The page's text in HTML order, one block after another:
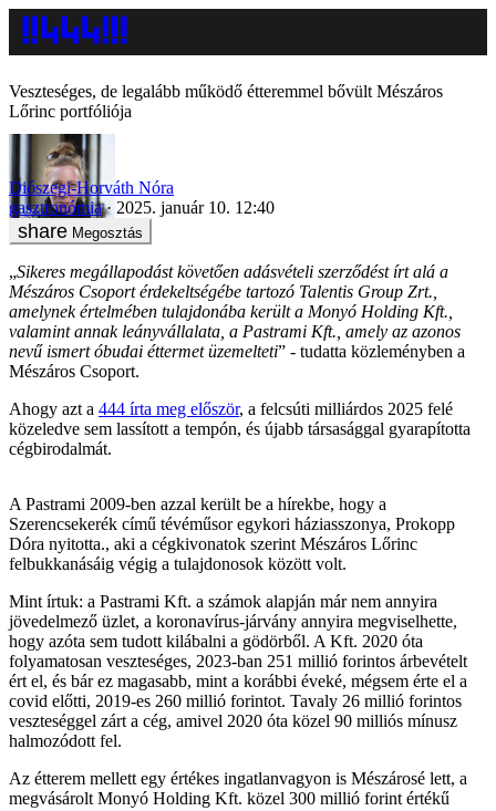
Veszteséges, de legalább működő étteremmel bővült Mészáros
Lőrinc portfóliója
Diószegi-Horváth Nóra
gasztronómia
2025. január 10. 12:40
Megosztás
„Sikeres megállapodást követően adásvételi szerződést írt alá a
Mészáros Csoport érdekeltségébe tartozó Talentis Group Zrt.,
amelynek értelmében tulajdonába került a Monyó Holding Kft.,
valamint annak leányvállalata, a Pastrami Kft., amely az azonos
nevű ismert óbudai éttermet üzemelteti” - tudatta közleményben a
Mészáros Csoport.
Ahogy azt a 444 írta meg először, a felcsúti milliárdos 2025 felé
közeledve sem lassított a tempón, és újabb társasággal gyarapította
cégbirodalmát.
A Pastrami 2009-ben azzal került be a hírekbe, hogy a
Szerencsekerék című tévéműsor egykori háziasszonya, Prokopp
Dóra nyitotta., aki a cégkivonatok szerint Mészáros Lőrinc
felbukkanásáig végig a tulajdonosok között volt.
Mint írtuk: a Pastrami Kft. a számok alapján már nem annyira
jövedelmező üzlet, a koronavírus-járvány annyira megviselhette,
hogy azóta sem tudott kilábalni a gödörből. A Kft. 2020 óta
folyamatosan veszteséges, 2023-ban 251 millió forintos árbevételt
ért el, és bár ez magasabb, mint a korábbi éveké, mégsem érte el a
covid előtti, 2019-es 260 millió forintot. Tavaly 26 millió forintos
veszteséggel zárt a cég, amivel 2020 óta közel 90 milliós mínusz
halmozódott fel.
Az étterem mellett egy értékes ingatlanvagyon is Mészárosé lett, a
megvásárolt Monyó Holding Kft. közel 300 millió forint értékű